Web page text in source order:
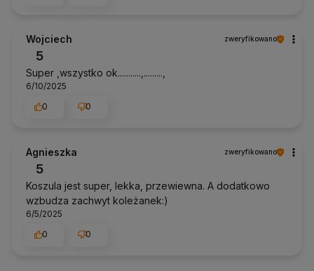
Wojciech zweryfikowano
5
Super ,wszystko ok...........,.........,
6/10/2025
0
0
Agnieszka zweryfikowano
5
Koszula jest super, lekka, przewiewna. A dodatkowo
wzbudza zachwyt koleżanek:)
6/5/2025
0
0